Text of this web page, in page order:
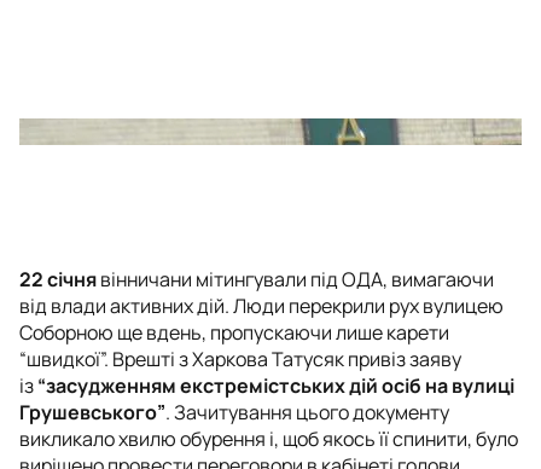
22 січнявінничани мітингували під ОДА, вимагаючи
від влади активних дій. Люди перекрили рух вулицею
Соборною ще вдень, пропускаючи лише карети
“швидкої”. Врешті з Харкова Татусяк привіз заяву
із“засудженням екстремістських дій осіб на вулиці
Грушевського”. Зачитування цього документу
викликало хвилю обурення і, щоб якось її спинити, було